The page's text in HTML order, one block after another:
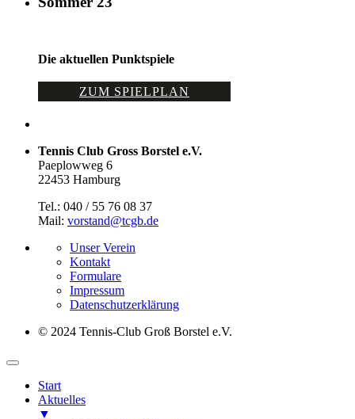
Die aktuellen Punktspiele
ZUM SPIELPLAN
Tennis Club Gross Borstel e.V.
Paeplowweg 6
22453 Hamburg
Tel.: 040 / 55 76 08 37
Mail: vorstand@tcgb.de
Unser Verein
Kontakt
Formulare
Impressum
Datenschutz­erklärung
© 2024 Tennis-Club Groß Borstel e.V.
Start
Aktuelles
▼